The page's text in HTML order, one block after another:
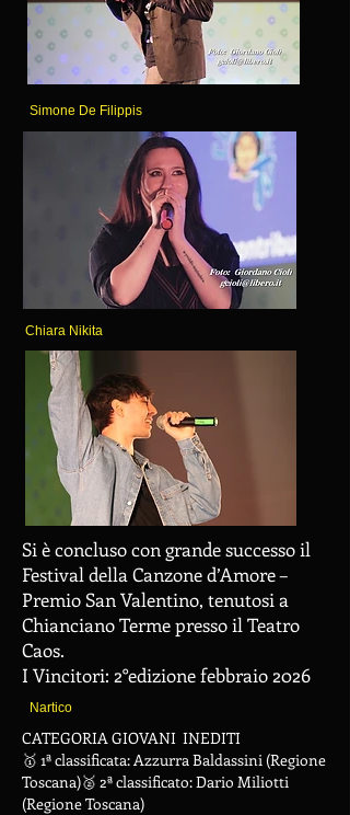
Simone De Filippis
Chiara Nikita
Si è concluso con grande successo il
Festival della Canzone d’Amore –
Premio San Valentino, tenutosi a
Chianciano Terme presso il Teatro
Caos.
I Vincitori: 2°edizione febbraio 2026
Nartico
CATEGORIA GIOVANI INEDITI
🥇 1ª classificata: Azzurra Baldassini (Regione
Toscana)🥈 2ª classificato: Dario Miliotti
(Regione Toscana)